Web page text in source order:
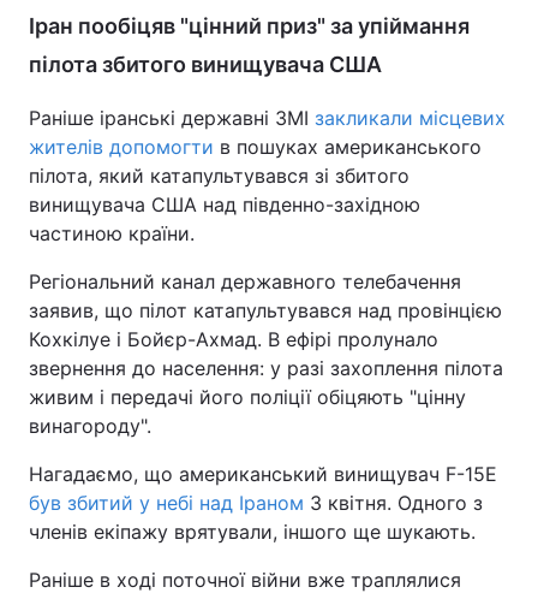
Іран пообіцяв "цінний приз" за упіймання
пілота збитого винищувача США
Раніше іранські державні ЗМІ закликали місцевих
жителів допомогти в пошуках американського
пілота, який катапультувався зі збитого
винищувача США над південно-західною
частиною країни.
Регіональний канал державного телебачення
заявив, що пілот катапультувався над провінцією
Кохкілуе і Бойєр-Ахмад. В ефірі пролунало
звернення до населення: у разі захоплення пілота
живим і передачі його поліції обіцяють "цінну
винагороду".
Нагадаємо, що американський винищувач F-15E
був збитий у небі над Іраном 3 квітня. Одного з
членів екіпажу врятували, іншого ще шукають.
Раніше в ході поточної війни вже траплялися